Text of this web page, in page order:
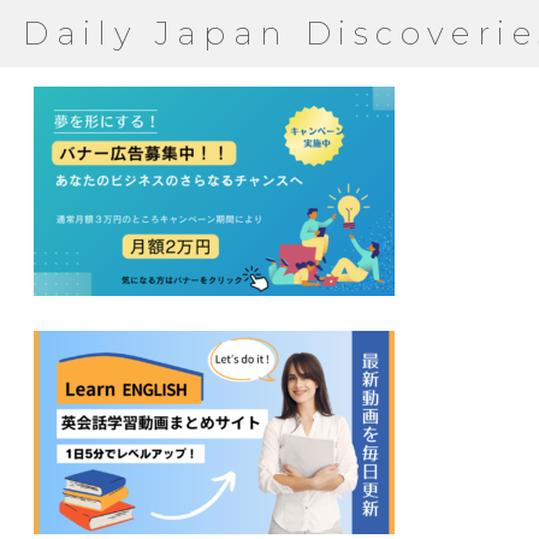
Daily Japan